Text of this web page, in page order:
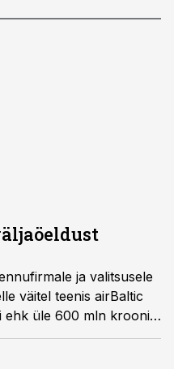
ja valitsusele
väitel teenis airBaltic
ehk üle 600 mln krooni